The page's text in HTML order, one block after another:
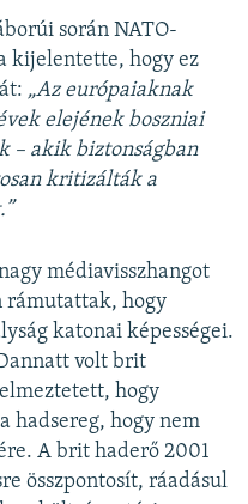
során NATO-
kijelentette, hogy ez
„Az európaiaknak
elejének boszniai
– akik biztonságban
kritizálták a
médiavisszhangot
hogy
katonai képességei.
volt brit
hogy
hadsereg, hogy nem
A brit haderő 2001
összpontosít, ráadásul